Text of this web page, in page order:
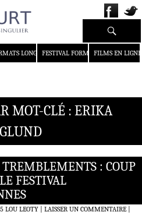
LONGS FESTIVAL FORMAT COURT
FILMS EN LIGNE
Recherche
MOT-CLÉ : ERIKA
: COUP
FESTIVAL
LOU LEOTY LAISSER UN COMMENTAIRE|